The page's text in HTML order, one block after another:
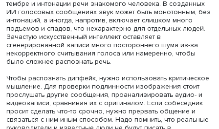
самом деле не происходили (например, встречи глав
государств и заявления по их итогам).
Дипфейки также создают для дискредитации личности.
Например, выпускают ролики с вымышленными
непристойными действиями известных людей, нанося
образом вред их репутации.
Докладчица перечислила основные признаки
частности, в них заметно несоответствие жестикуляции,
мимики и движений глаз. Например, если человек
жестикулирует, а на изображении его руки
должно появиться подозрение, что перед вами